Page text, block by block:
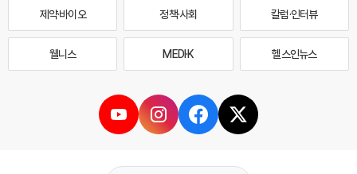
제약·바이오 정책·사회 칼럼·인터뷰
웰니스 MEDI·K 헬스인뉴스